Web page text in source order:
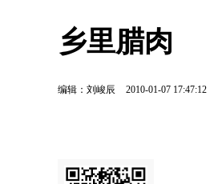
乡里腊肉
编辑：刘峻辰 2010-01-07 17:47:12